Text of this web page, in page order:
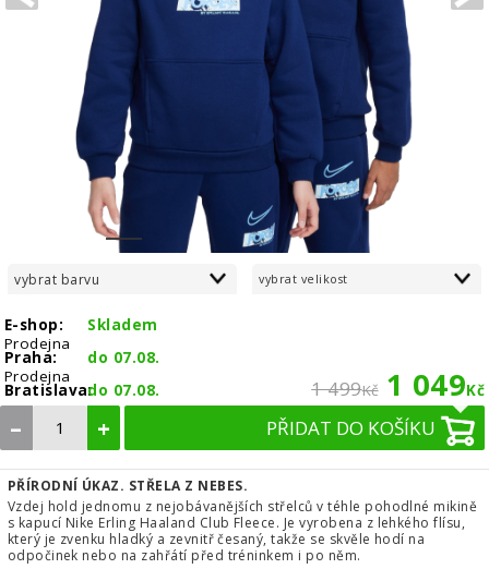
1 3 5 6
vybrat barvu vybrat velikost
E-shop:
Skladem
Prodejna
Praha:
do 07.08.
Prodejna
Bratislava:do 07.08. 1 499Kč 1 049Kč
– + PŘIDAT DO KOŠÍKU
PŘÍRODNÍ ÚKAZ. STŘELA Z NEBES.
Vzdej hold jednomu z nejobávanějších střelců v téhle pohodlné mikině
s kapucí Nike Erling Haaland Club Fleece. Je vyrobena z lehkého flísu,
který je zvenku hladký a zevnitř česaný, takže se skvěle hodí na
odpočinek nebo na zahřátí před tréninkem i po něm.